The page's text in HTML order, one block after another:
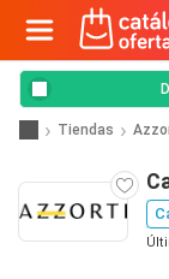
Tiendas